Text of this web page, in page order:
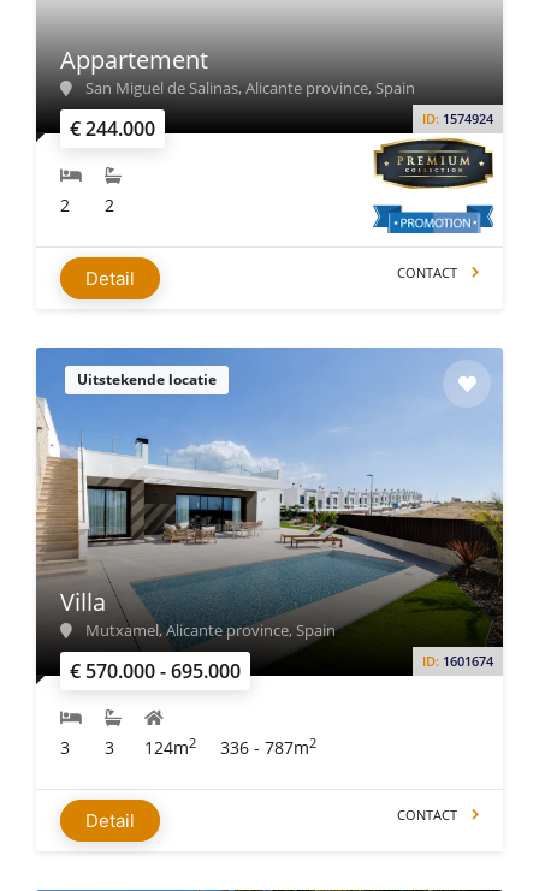
€ 244.000 ID: 1574924
Appartement
San Miguel de Salinas, Alicante province, Spain
2 2
Detail CONTACT
Uitstekende locatie
€ 570.000 - 695.000 ID: 1601674
Villa
Mutxamel, Alicante province, Spain
3 3 124m2 336 - 787m2
Detail CONTACT